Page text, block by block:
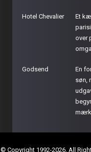
Hotel Chevalier
Et
over
Godsend
En
søn,
© Copyright 1992-2026. All